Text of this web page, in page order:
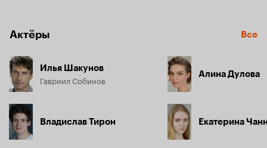
Актёры Все
Илья Шакунов
Гавриил Собинов
Владислав Тирон
Алина Дулова
Екатерина